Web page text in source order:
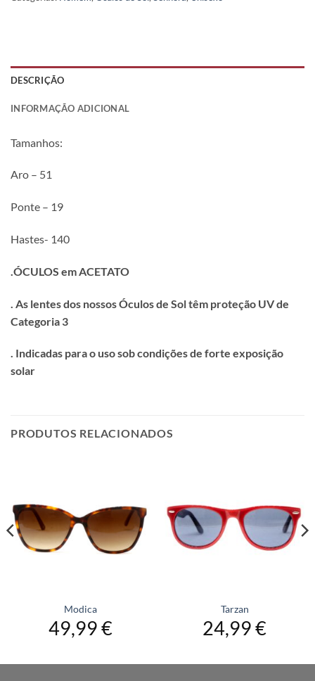
DESCRIÇÃO
INFORMAÇÃO ADICIONAL
Tamanhos:
Aro – 51
Ponte – 19
Hastes- 140
.ÓCULOS em ACETATO
. As lentes dos nossos Óculos de Sol têm proteção UV de
Categoria 3
. Indicadas para o uso sob condições de forte exposição
solar
PRODUTOS RELACIONADOS
Modica
49,99€
Tarzan
24,99€